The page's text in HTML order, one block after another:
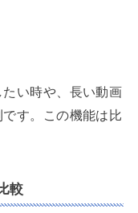
い時や、長い動画
す。この機能は比
較